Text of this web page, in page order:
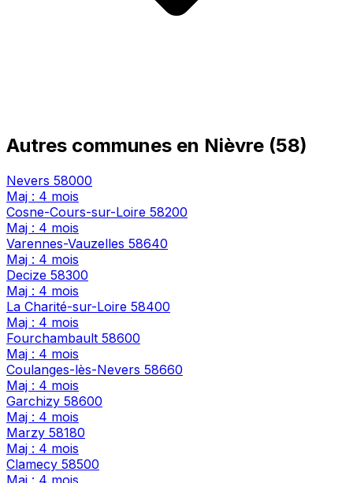
Autres communes en Nièvre (58)
Nevers 58000
Maj : 4 mois
Cosne-Cours-sur-Loire 58200
Maj : 4 mois
Varennes-Vauzelles 58640
Maj : 4 mois
Decize 58300
Maj : 4 mois
La Charité-sur-Loire 58400
Maj : 4 mois
Fourchambault 58600
Maj : 4 mois
Coulanges-lès-Nevers 58660
Maj : 4 mois
Garchizy 58600
Maj : 4 mois
Marzy 58180
Maj : 4 mois
Clamecy 58500
Maj : 4 mois